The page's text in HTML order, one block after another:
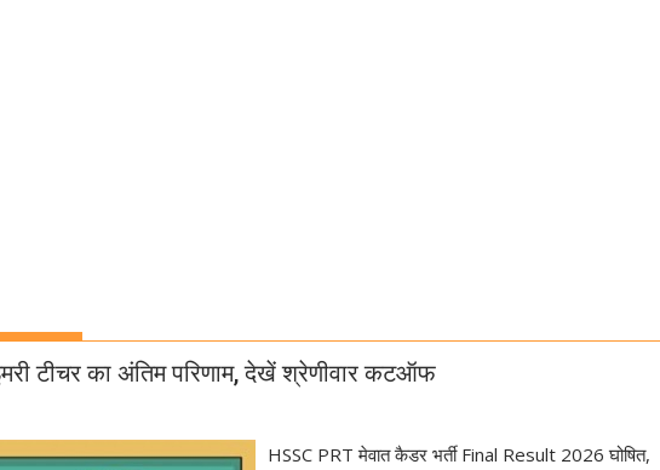
टीचर का अंतिम परिणाम, देखें श्रेणीवार कटऑफ
HSSC PRT मेवात कैडर भर्ती Final Result 2026 घोषित,